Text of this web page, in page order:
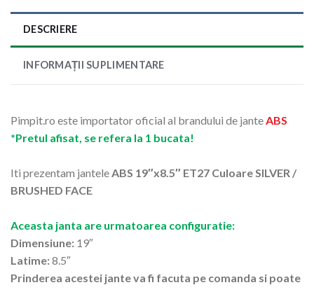
DESCRIERE
INFORMAȚII SUPLIMENTARE
Pimpit.ro este importator oficial al brandului de janteABS
*Pretul afisat, se refera la 1 bucata!
Iti prezentam janteleABS 19″x8.5″ ET27 Culoare SILVER /
BRUSHED FACE
Aceasta janta are urmatoarea configuratie:
Dimensiune: 19″
Latime:8.5″
Prinderea acestei jante va fi facuta pe comanda si poate